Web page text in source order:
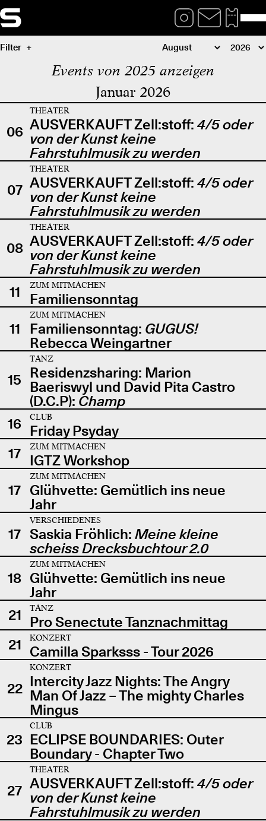
Filter
Events von 2025 anzeigen
Januar 2026
06
THEATER
AUSVERKAUFT Zell:stoff: 4/5 oder
von der Kunst keine
Fahrstuhlmusik zu werden
07
THEATER
AUSVERKAUFT Zell:stoff: 4/5 oder
von der Kunst keine
Fahrstuhlmusik zu werden
08
THEATER
AUSVERKAUFT Zell:stoff: 4/5 oder
von der Kunst keine
Fahrstuhlmusik zu werden
11
ZUM MITMACHEN
Familiensonntag
11
ZUM MITMACHEN
Familiensonntag: GUGUS!
Rebecca Weingartner
15
TANZ
Residenzsharing: Marion
Baeriswyl und David Pita Castro
(D.C.P): Champ
16
CLUB
Friday Psyday
17
ZUM MITMACHEN
IGTZ Workshop
17
ZUM MITMACHEN
Glühvette: Gemütlich ins neue
Jahr
17
VERSCHIEDENES
Saskia Fröhlich: Meine kleine
scheiss Drecksbuchtour 2.0
18
ZUM MITMACHEN
Glühvette: Gemütlich ins neue
Jahr
21
TANZ
Pro Senectute Tanznachmittag
21
KONZERT
Camilla Sparksss - Tour 2026
22
KONZERT
Intercity Jazz Nights: The Angry
Man Of Jazz – The mighty Charles
Mingus
23
CLUB
ECLIPSE BOUNDARIES: Outer
Boundary - Chapter Two
27
THEATER
AUSVERKAUFT Zell:stoff: 4/5 oder
von der Kunst keine
Fahrstuhlmusik zu werden